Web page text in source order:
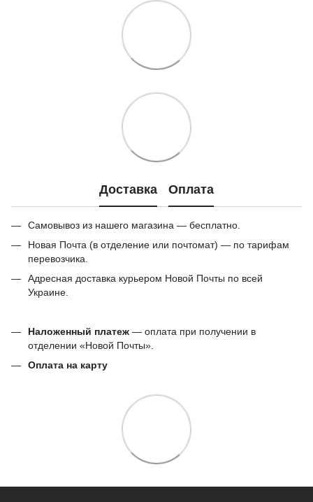
Доставка Оплата
Самовывоз из нашего магазина — бесплатно.
Новая Почта (в отделение или почтомат) — по тарифам
перевозчика.
Адресная доставка курьером Новой Почты по всей
Украине.
Наложенный платеж — оплата при получении в
отделении «Новой Почты».
Оплата на карту